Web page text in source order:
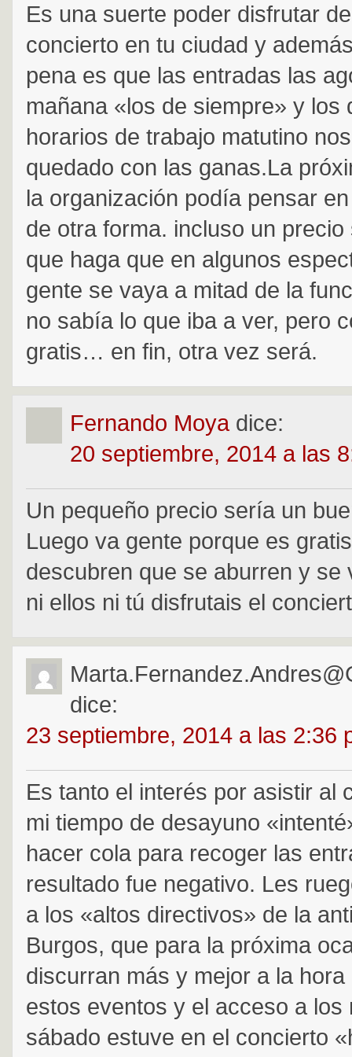
Es una suerte poder disfrutar
concierto en tu ciudad y
pena es que las entradas las
mañana «los de siempre» y los
horarios de trabajo matutino
quedado con las ganas.La
la organización podía pensar
de otra forma. incluso un precio
que haga que en algunos
gente se vaya a mitad de la
no sabía lo que iba a ver, pero
gratis… en fin, otra vez será.
Fernando Moya dice:
20 septiembre, 2014 a las
Un pequeño precio sería un
Luego va gente porque es
descubren que se aburren y se
ni ellos ni tú disfrutais el
dice:
23 septiembre, 2014 a las 2:36
Es tanto el interés por asistir al
mi tiempo de desayuno
hacer cola para recoger las
resultado fue negativo. Les
a los «altos directivos» de la
Burgos, que para la próxima
discurran más y mejor a la hora
estos eventos y el acceso a los
sábado estuve en el concierto